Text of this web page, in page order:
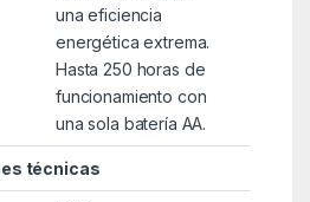
una eficiencia
energética extrema.
Hasta 250 horas de
funcionamiento con
una sola batería AA.
técnicas